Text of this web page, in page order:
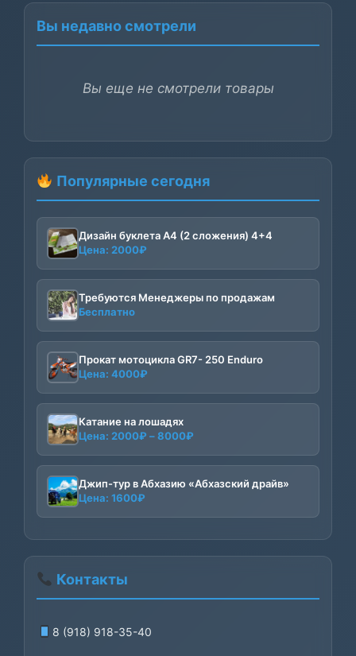
Вы недавно смотрели
Вы еще не смотрели товары
Популярные сегодня
Дизайн буклета А4 (2 сложения) 4+4
Цена: 2000₽
Требуются Менеджеры по продажам
Бесплатно
Прокат мотоцикла GR7- 250 Enduro
Цена: 4000₽
Катание на лошадях
Цена: 2000₽ –8000₽
2000₽
–
Джип-тур в Абхазию «Абхазский драйв»
Цена: 1600₽
Контакты
8 (918) 918-35-40